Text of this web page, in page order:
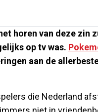
horen van deze zin
op tv was.
aan de
die Nederland